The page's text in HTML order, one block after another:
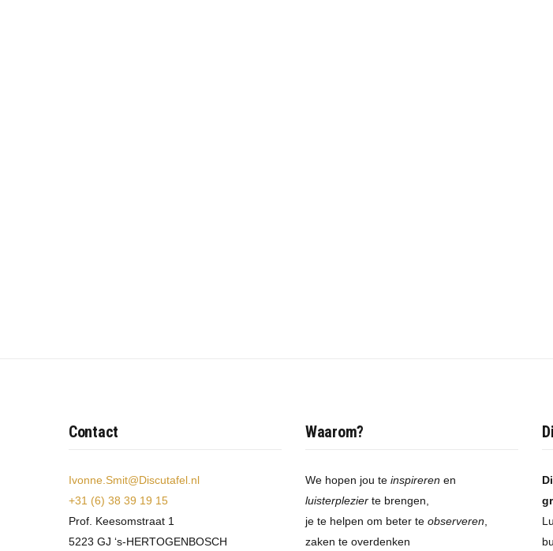
Contact
Ivonne.Smit@Discutafel.nl
+31 (6) 38 39 19 15
Prof. Keesomstraat 1
5223 GJ ‘s-HERTOGENBOSCH
Waarom?
We hopen jou te inspireren en
luisterplezier te brengen,
je te helpen om beter te observeren,
zaken te overdenken